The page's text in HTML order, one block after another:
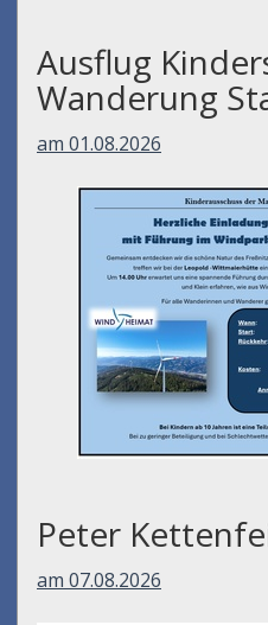
Ausflug
Wanderung
am 01.08.2026
Peter
am 07.08.2026